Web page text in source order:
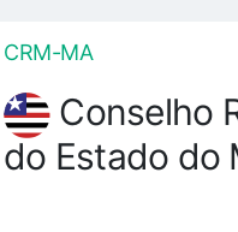
CRM-MA
Conselho
do Estado do